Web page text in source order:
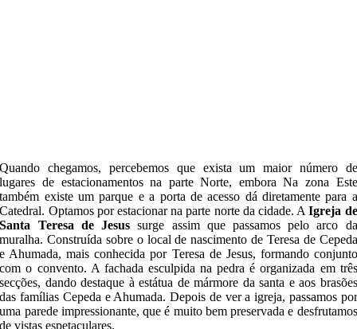
Quando chegamos, percebemos que exista um maior número de
lugares de estacionamentos na parte Norte, embora Na zona Este
também existe um parque e a porta de acesso dá diretamente para a
Catedral. Optamos por estacionar na parte norte da cidade. AIgreja de
Santa Teresa de Jesus surge assim que passamos pelo arco da
muralha. Construída sobre o local de nascimento de Teresa de Cepeda
e Ahumada, mais conhecida por Teresa de Jesus, formando conjunto
com o convento. A fachada esculpida na pedra é organizada em três
secções, dando destaque à estátua de mármore da santa e aos brasões
das famílias Cepeda e Ahumada. Depois de ver a igreja, passamos por
uma parede impressionante, que é muito bem preservada e desfrutamos
de vistas espetaculares.